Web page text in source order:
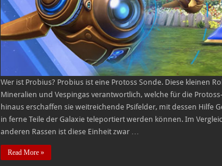
Wer ist Probius? Probius ist eine Protoss Sonde. Diese kleinen
Mineralien und Vespingas verantwortlich, welche für die
hinaus erschaffen sie weitreichende Psifelder, mit dessen Hilfe
in ferne Teile der Galaxie teleportiert werden können. Im
anderen Rassen ist diese Einheit zwar …
Read More »